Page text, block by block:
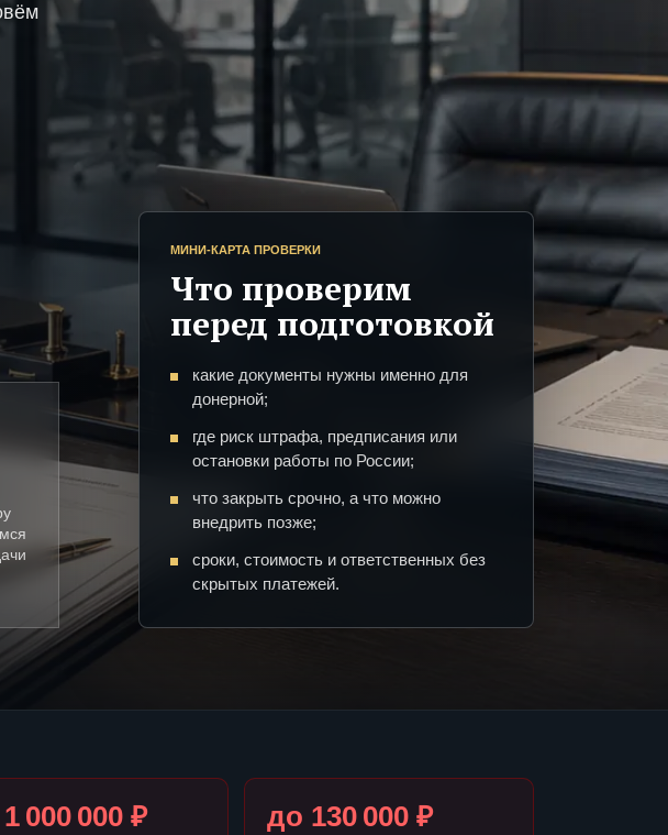
МИНИ-КАРТА ПРОВЕРКИ
Что проверим
перед подготовкой
какие документы нужны именно для
донерной;
где риск штрафа, предписания или
остановки работы по России;
что закрыть срочно, а что можно
внедрить позже;
сроки, стоимость и ответственных без
скрытых платежей.
000 000 ₽ до 130 000 ₽